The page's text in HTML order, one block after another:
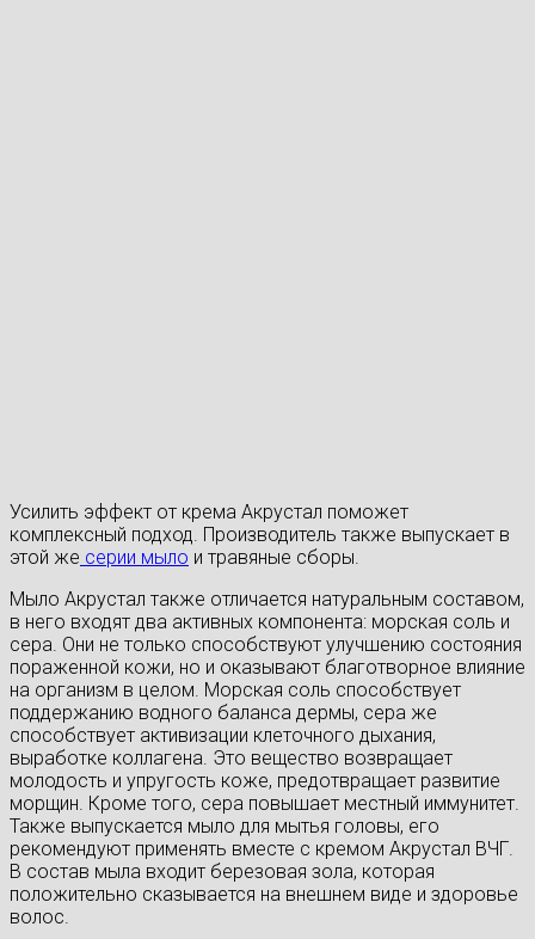
Усилить эффект от крема Акрустал поможет
комплексный подход. Производитель также выпускает в
этой же серии мыло и травяные сборы.
Мыло Акрустал также отличается натуральным составом,
в него входят два активных компонента: морская соль и
сера. Они не только способствуют улучшению состояния
пораженной кожи, но и оказывают благотворное влияние
на организм в целом. Морская соль способствует
поддержанию водного баланса дермы, сера же
способствует активизации клеточного дыхания,
выработке коллагена. Это вещество возвращает
молодость и упругость коже, предотвращает развитие
морщин. Кроме того, сера повышает местный иммунитет.
Также выпускается мыло для мытья головы, его
рекомендуют применять вместе с кремом Акрустал ВЧГ.
В состав мыла входит березовая зола, которая
положительно сказывается на внешнем виде и здоровье
волос.